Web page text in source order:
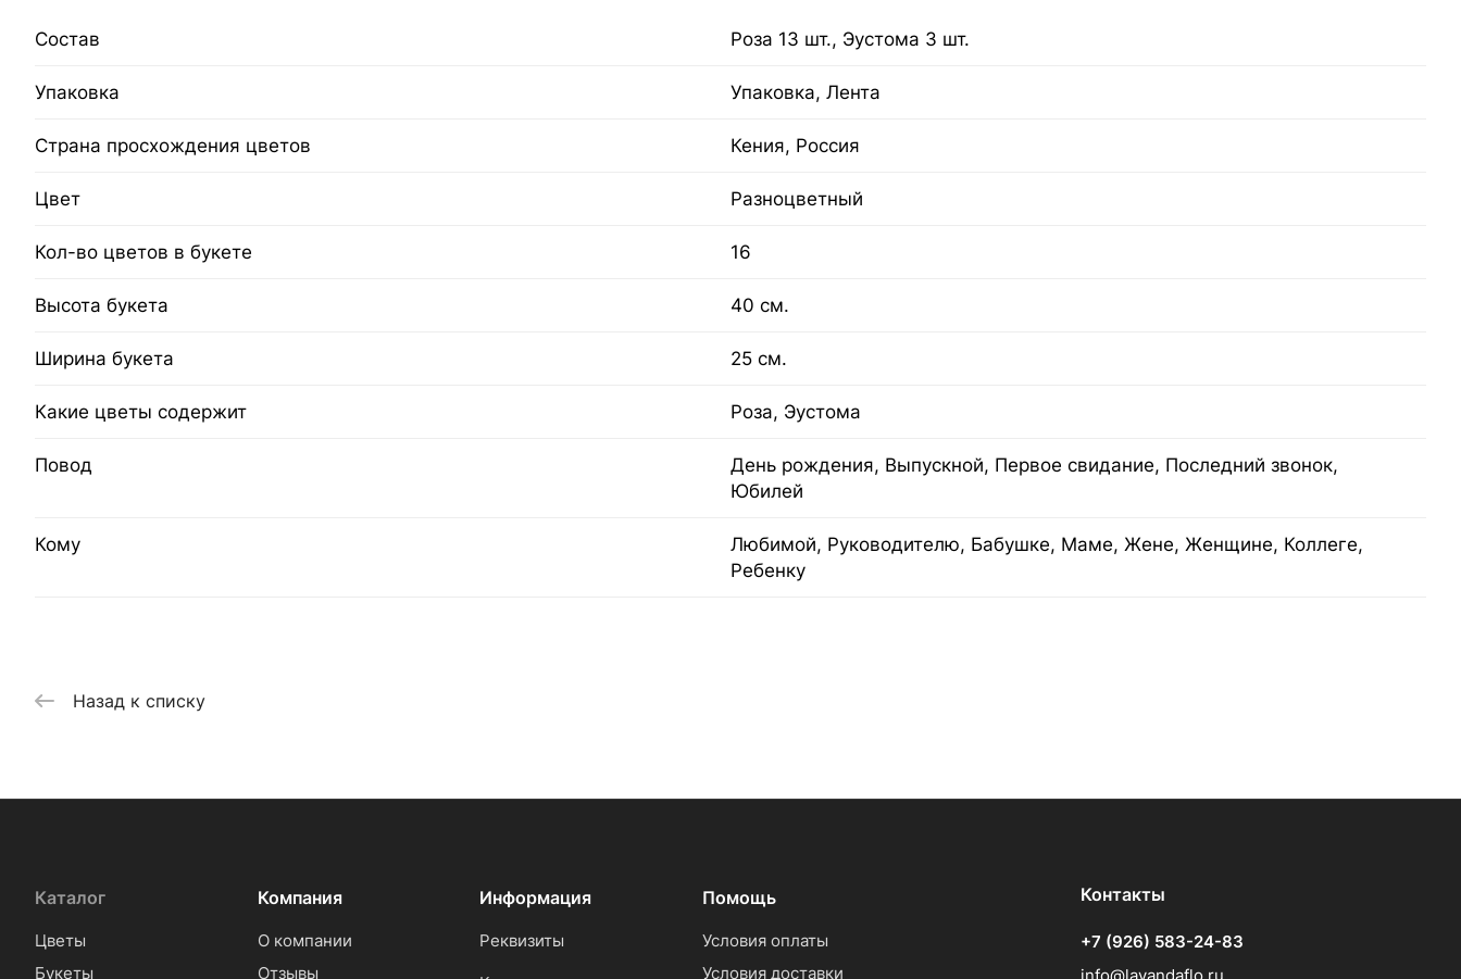
Состав Роза 13 шт., Эустома 3 шт.
Упаковка Упаковка, Лента
Страна просхождения цветов Кения, Россия
Цвет Разноцветный
Кол-во цветов в букете 16
Высота букета 40 см.
Ширина букета 25 см.
Какие цветы содержит Роза, Эустома
Повод
День рождения, Выпускной, Первое свидание, Последний звонок,
Юбилей
Кому
Любимой, Руководителю, Бабушке, Маме, Жене, Женщине, Коллеге,
Ребенку
Назад к списку
Каталог
Цветы
Букеты
Компания
О компании
Отзывы
Информация
Реквизиты
Помощь
Условия оплаты
Условия доставки
Контакты
+7 (926) 583-24-83